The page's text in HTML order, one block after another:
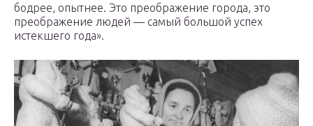
бодрее, опытнее. Это преображение города, это
преображение людей — самый большой успех
истекшего года».